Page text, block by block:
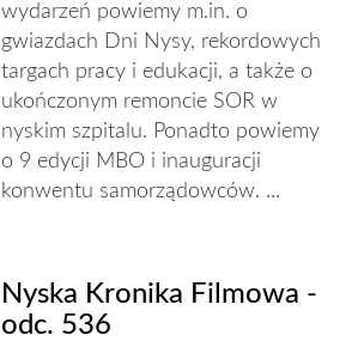
wydarzeń powiemy m.in. o
gwiazdach Dni Nysy, rekordowych
targach pracy i edukacji, a także o
ukończonym remoncie SOR w
nyskim szpitalu. Ponadto powiemy
o 9 edycji MBO i inauguracji
konwentu samorządowców. ...
Nyska Kronika Filmowa -
odc. 536